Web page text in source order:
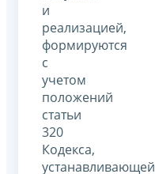
и
реализацией,
формируются
с
учетом
положений
статьи
320
Кодекса,
устанавливающей